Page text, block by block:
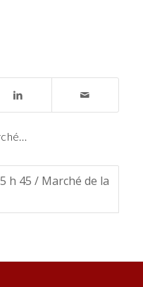
h 45 / Marché de la